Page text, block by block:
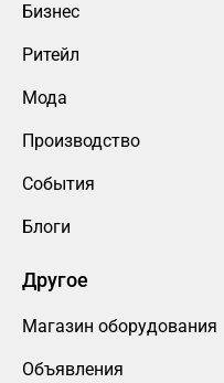
Бизнес
Ритейл
Мода
Производство
События
Блоги
Другое
Магазин оборудования
Объявления